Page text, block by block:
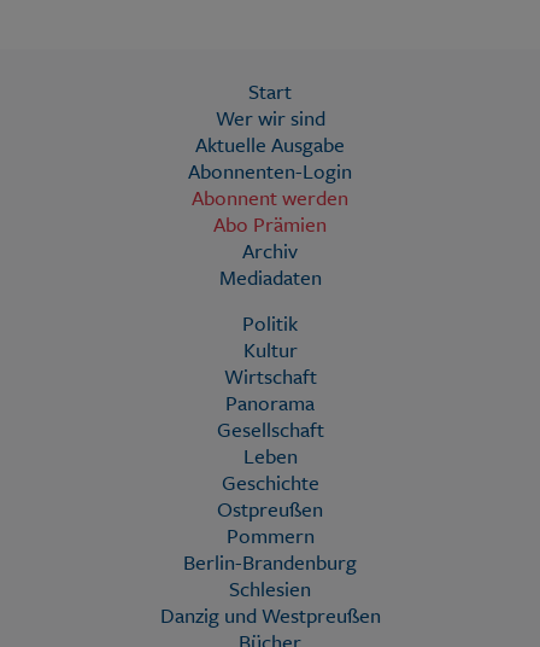
Start
Wer wir sind
Aktuelle Ausgabe
Abonnenten-Login
Abonnent werden
Abo Prämien
Archiv
Mediadaten
Politik
Kultur
Wirtschaft
Panorama
Gesellschaft
Leben
Geschichte
Ostpreußen
Pommern
Berlin-Brandenburg
Schlesien
Danzig und Westpreußen